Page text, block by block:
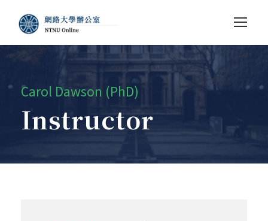
Carol Dawson (PhD)
Instructor